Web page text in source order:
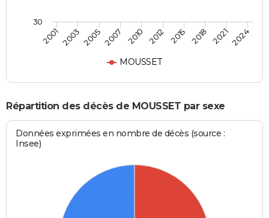
MOUSSET
2001200320052007 2010 2012 2015 2018 20212024
30
Répartition des décès de MOUSSET par sexe
Données exprimées en nombre de décès (source :
Insee)